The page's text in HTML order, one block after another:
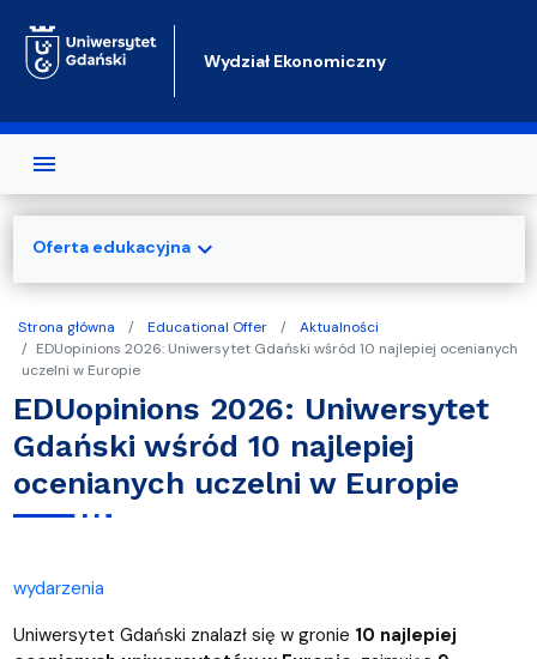
Wydział Ekonomiczny
Strona główna Educational Offer
Aktualności
EDUopinions 2026: Uniwersytet Gdański wśród 10 najlepiej ocenianych
uczelni w Europie
EDUopinions 2026: Uniwersytet
Gdański wśród 10 najlepiej
ocenianych uczelni w Europie
wydarzenia
Uniwersytet Gdański znalazł się w gronie 10 najlepiej
Oferta edukacyjnaexpand_more